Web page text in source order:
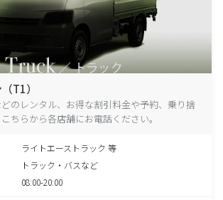
T1）
のレンタル、お得な割引料金や予約、乗り捨
ちらから各店舗にお電話ください。
ライトエーストラック 等
トラック・バスなど
08:00-20:00